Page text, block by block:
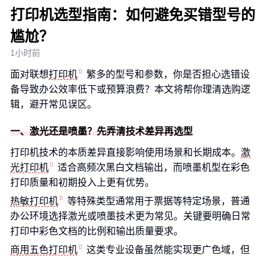
打印机选型指南：如何避免买错型号的
尴尬？
1小时前
面对联想打印机
繁多的型号和参数，你是否担心选错设
备导致办公效率低下或预算浪费？本文将帮你理清选购逻
辑，避开常见误区。
一、激光还是喷墨？先弄清技术差异再选型
打印机技术的本质差异直接影响使用场景和长期成本。 激
光打印机
适合高频次黑白文档输出，而喷墨机型在彩色
打印质量和初期投入上更有优势。
热敏打印机
等特殊类型通常用于票据等特定场景，普通
办公环境选择激光或喷墨技术更为常见。关键要明确日常
打印中彩色文档的比例和输出质量要求。
商用五色打印机
这类专业设备虽然能实现更广色域，但